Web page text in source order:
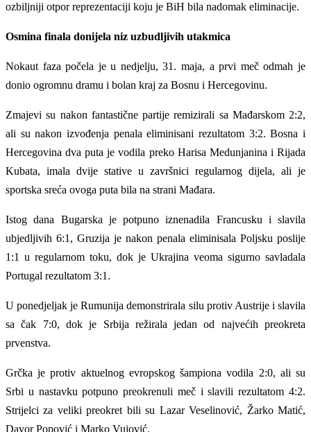
ozbiljniji otpor reprezentaciji koju je BiH bila nadomak eliminacije.
Osmina finala donijela niz uzbudljivih utakmica
Nokaut faza počela je u nedjelju, 31. maja, a prvi meč odmah je
donio ogromnu dramu i bolan kraj za Bosnu i Hercegovinu.
Zmajevi su nakon fantastične partije remizirali sa Mađarskom 2:2,
ali su nakon izvođenja penala eliminisani rezultatom 3:2. Bosna i
Hercegovina dva puta je vodila preko Harisa Medunjanina i Rijada
Kubata, imala dvije stative u završnici regularnog dijela, ali je
sportska sreća ovoga puta bila na strani Mađara.
Istog dana Bugarska je potpuno iznenadila Francusku i slavila
ubjedljivih 6:1, Gruzija je nakon penala eliminisala Poljsku poslije
1:1 u regularnom toku, dok je Ukrajina veoma sigurno savladala
Portugal rezultatom 3:1.
U ponedjeljak je Rumunija demonstrirala silu protiv Austrije i slavila
sa čak 7:0, dok je Srbija režirala jedan od najvećih preokreta
prvenstva.
Grčka je protiv aktuelnog evropskog šampiona vodila 2:0, ali su
Srbi u nastavku potpuno preokrenuli meč i slavili rezultatom 4:2.
Strijelci za veliki preokret bili su Lazar Veselinović, Žarko Matić,
Davor Popović i Marko Vujović.